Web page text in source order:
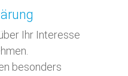
Ihr Interesse
besonders